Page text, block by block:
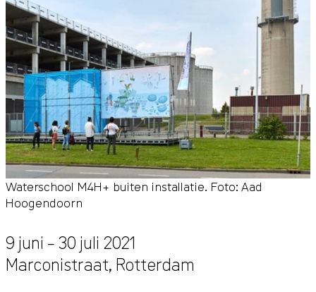
Waterschool M4H+ buiten installatie. Foto: Aad
Hoogendoorn
9 juni – 30 juli 2021
Marconistraat, Rotterdam